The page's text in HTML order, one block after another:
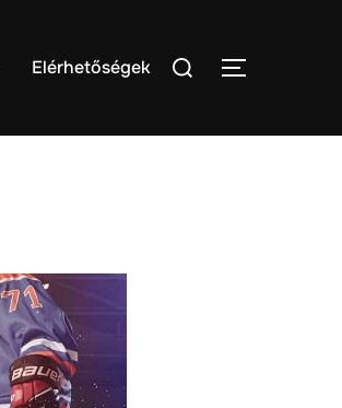
Elérhetőségek
Search
TOGGLE